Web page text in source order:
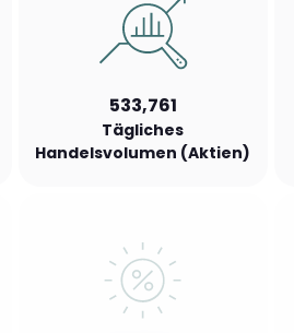
533,761
Tägliches
Handelsvolumen (Aktien)